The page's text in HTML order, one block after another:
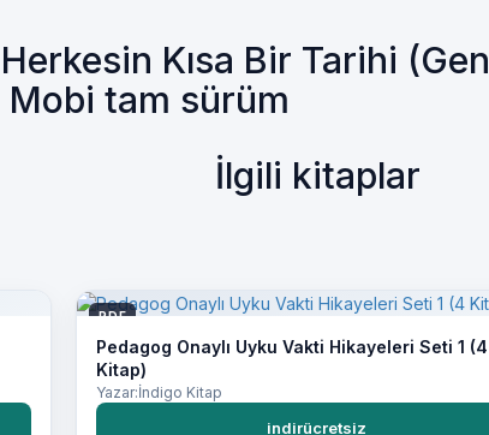
Kısa Bir Tarihi
tam sürüm
İlgili kitaplar
PDF
Pedagog Onaylı Uyku Vakti Hikayeleri Seti 1 (4
Kitap)
Yazar:İndigo Kitap
indirücretsiz